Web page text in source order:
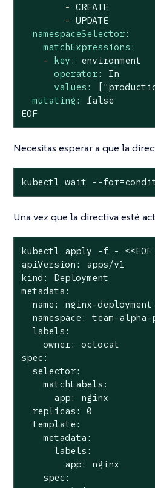
- CREATE
- UPDATE
namespaceSelector:
matchExpressions:
-
key:
environment
operator:
In
values:
mutating:
false
EOF
Necesitas esperar a que la
kubectl wait --
Una vez que la directiva esté
kubectl apply -f - <<EOF
apiVersion: apps/v1
kind: Deployment
metadata:
  name: nginx-deployment
namespace: team-alpha-
  labels:
    owner: octocat
spec:
  selector:
    matchLabels:
      app: nginx
  replicas: 0
  template:
    metadata:
      labels:
        app: nginx
    spec: